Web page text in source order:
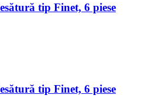
tip Finet, 6 piese
tip Finet, 6 piese